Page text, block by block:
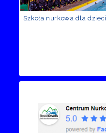
Szkoła nurkowa dla dzieci